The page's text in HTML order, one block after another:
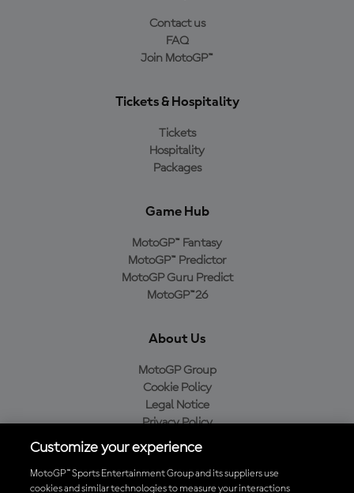
Contact us
FAQ
Join MotoGP™
Tickets & Hospitality
Tickets
Hospitality
Packages
Game Hub
MotoGP™ Fantasy
MotoGP™ Predictor
MotoGP Guru Predict
MotoGP™26
About Us
MotoGP Group
Cookie Policy
Legal Notice
Privacy Policy
Purchase Policy
Customize your experience
MotoGP™ Sports Entertainment Group and its suppliers use
cookies and similar technologies to measure your interactions